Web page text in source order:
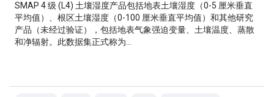
SMAP 4 级 (L4) 土壤湿度产品包括地表土壤湿度（0-5 厘米垂直
平均值）、根区土壤湿度（0-100 厘米垂直平均值）和其他研究
产品（未经过验证），包括地表气象强迫变量、土壤温度、蒸散
和净辐射。此数据集正式称为…